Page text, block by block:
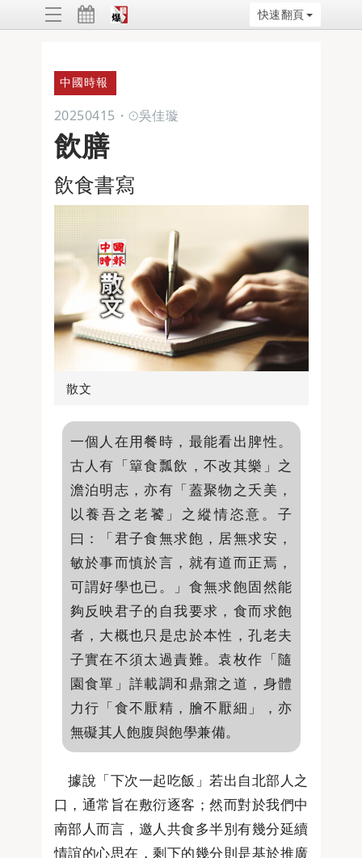
快速翻頁
中國時報
20250415 ・ ⊙吳佳璇
飲膳
飲食書寫
散文
一個人在用餐時，最能看出脾性。
古人有「簞食瓢飲，不改其樂」之
澹泊明志，亦有「蓋聚物之夭美，
以養吾之老饕」之縱情恣意。子
曰：「君子食無求飽，居無求安，
敏於事而慎於言，就有道而正焉，
可謂好學也已。」食無求飽固然能
夠反映君子的自我要求，食而求飽
者，大概也只是忠於本性，孔老夫
子實在不須太過責難。袁枚作「隨
園食單」詳載調和鼎鼐之道，身體
力行「食不厭精，膾不厭細」，亦
無礙其人飽腹與飽學兼備。
據說「下次一起吃飯」若出自北部人之
口，通常旨在敷衍逐客；然而對於我們中
南部人而言，邀人共食多半別有幾分延續
情誼的心思在，剩下的幾分則是基於推廣